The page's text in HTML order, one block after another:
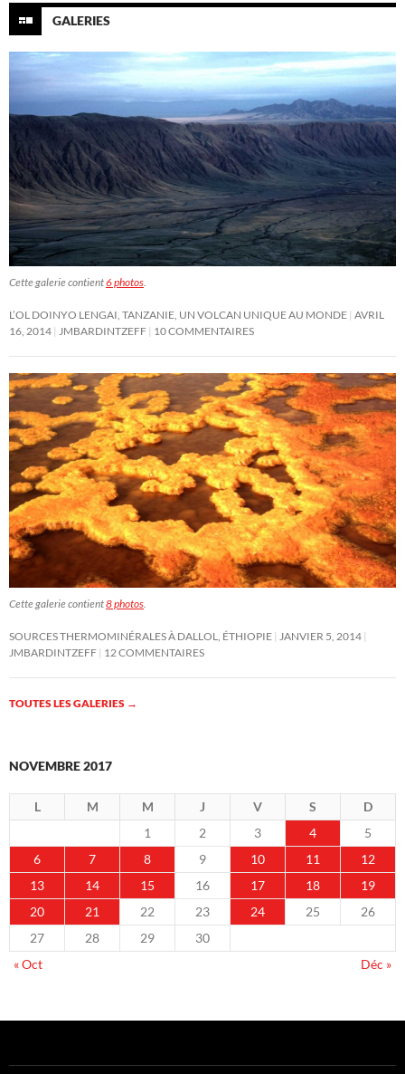
GALERIES
Cette galerie contient6 photos.
L’OL DOINYO LENGAI, TANZANIE, UN VOLCAN UNIQUE AU MONDE AVRIL
16, 2014 JMBARDINTZEFF 10 COMMENTAIRES
Cette galerie contient8 photos.
SOURCES THERMOMINÉRALES À DALLOL, ÉTHIOPIE JANVIER 5, 2014
JMBARDINTZEFF 12 COMMENTAIRES
TOUTES LES GALERIES →
NOVEMBRE 2017
L M M J V S
D
1
2 3 4
5
6
7 8 9 10 11
12
13
14 15 16 17 18
19
20
21 22 23 24 25
26
27
28 29
30
« Oct
Déc »